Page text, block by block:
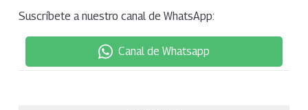
Suscríbete a nuestro canal de WhatsApp:
Canal de Whatsapp